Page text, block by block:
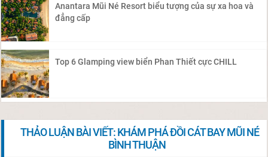
Anantara Mũi Né Resort biểu tượng của sự xa hoa và
đẳng cấp
Top 6 Glamping view biển Phan Thiết cực CHILL
THẢO LUẬN BÀI VIẾT: KHÁM PHÁ ĐỒI CÁT BAY MŨI NÉ
BÌNH THUẬN